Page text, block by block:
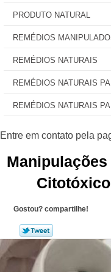
PRODUTO NATURAL
REMÉDIOS
REMÉDIOS NATURAIS
REMÉDIOS NATURAIS
REMÉDIOS NATURAIS
Gostou? compartilhe!